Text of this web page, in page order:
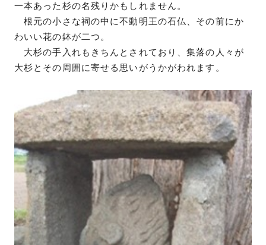
一本あった杉の名残りかもしれません。
根元の小さな祠の中に不動明王の石仏、その前にか
わいい花の鉢が二つ。
大杉の手入れもきちんとされており、集落の人々が
大杉とその周囲に寄せる思いがうかがわれます。